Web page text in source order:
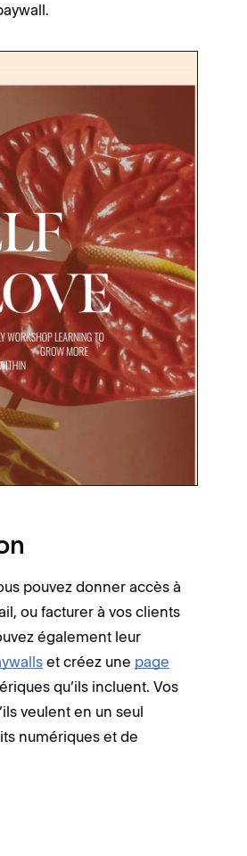
pouvez donner accès à
ou facturer à vos clients
également leur
et créez une page
qu’ils incluent. Vos
veulent en un seul
numériques et de